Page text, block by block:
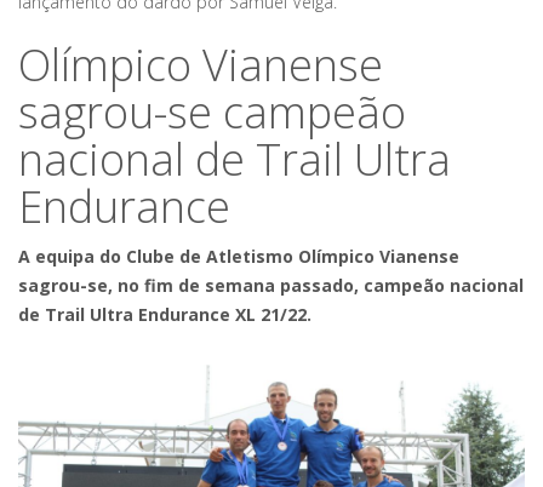
Olímpico Vianense
sagrou-se campeão
nacional de Trail Ultra
Endurance
A equipa do Clube de Atletismo Olímpico Vianense
sagrou-se, no fim de semana passado, campeão nacional
de Trail Ultra Endurance XL 21/22.